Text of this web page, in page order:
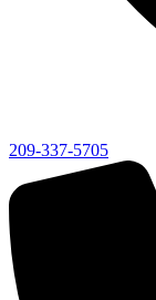
209-337-5705